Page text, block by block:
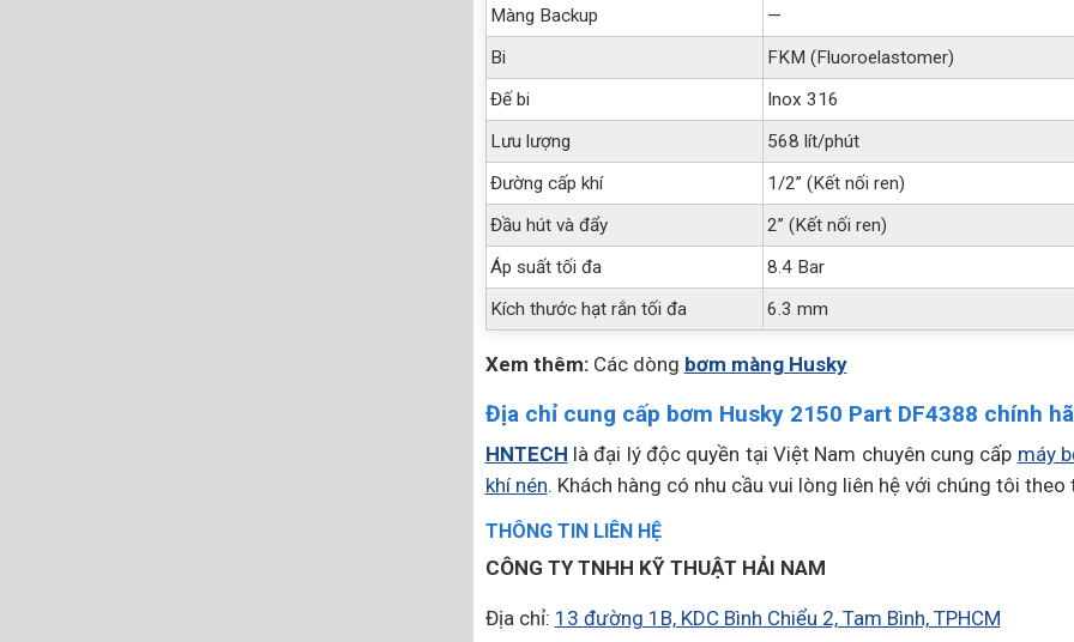
Màng Backup
—
Bi
FKM (Fluoroelastomer)
Đế bi
Inox 316
Lưu lượng
568 lít/phút
Đường cấp khí
1/2” (Kết nối ren)
Đầu hút và đẩy
2” (Kết nối ren)
Áp suất tối đa
8.4 Bar
Kích thước hạt rắn tối đa
6.3 mm
Xem thêm:Các dòng bơm màng Husky
Địa chỉ cung cấp bơm Husky 2150 Part DF4388 chính
HNTECH là đại lý độc quyền tại Việt Nam chuyên cung cấp máy
khí nén. Khách hàng có nhu cầu vui lòng liên hệ với chúng tôi
THÔNG TIN LIÊN HỆ
CÔNG TY TNHH KỸ THUẬT HẢI NAM
Địa chỉ: 13 đường 1B, KDC Bình Chiểu 2, Tam Bình, TPHCM